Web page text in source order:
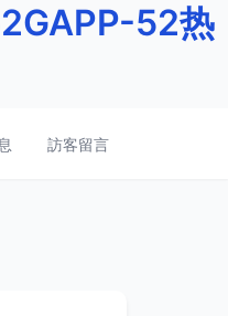
52热
訪客留言